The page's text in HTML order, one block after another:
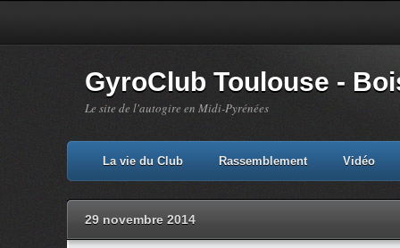
GyroClub Toulouse -
Le site de l'autogire en Midi-Pyrénées
La vie du Club Rassemblement Vidéo
29 novembre 2014